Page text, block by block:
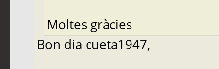
Moltes gràcies
Bon dia cueta1947,